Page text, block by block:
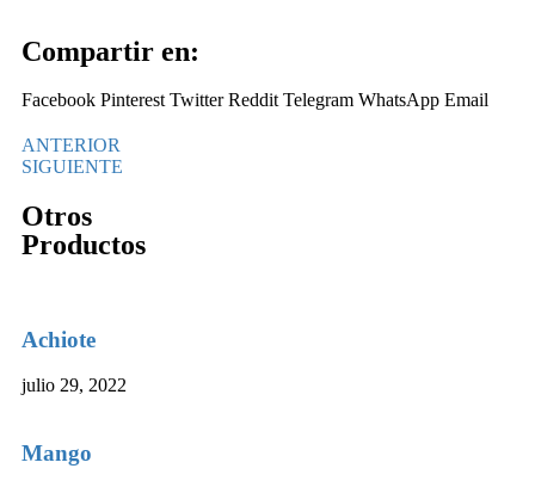
Compartir en:
Facebook Pinterest Twitter Reddit Telegram WhatsApp Email
ANTERIOR
SIGUIENTE
Otros
Productos
Achiote
julio 29, 2022
Mango